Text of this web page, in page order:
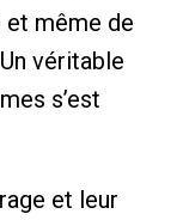
et même de
véritable
s’est
et leur